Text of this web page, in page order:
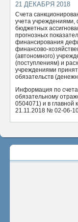
21 ДЕКАБРЯ 2018
Счета
учета учреждениями,
бюджетных
прогнозных
финансирования
финансово-
(автономного)
(поступлениям) и
учреждениями
обязательств
Информация по
обязательному
0504071) и в
21.11.2018 № 02-06-